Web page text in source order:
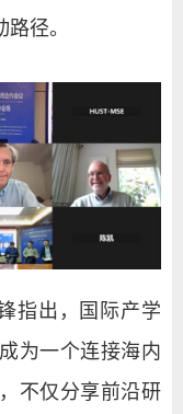
径。
指出，国际产学
为一个连接海内
不仅分享前沿研